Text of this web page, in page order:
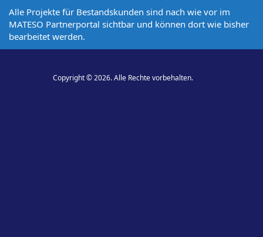
Alle Projekte für Bestandskunden sind nach wie vor im
MATESO Partnerportal sichtbar und können dort wie bisher
bearbeitet werden.
Copyright © 2026. Alle Rechte vorbehalten.